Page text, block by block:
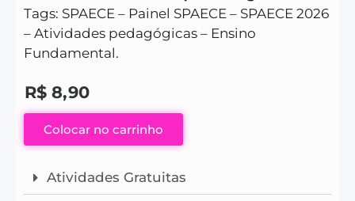
Tags: SPAECE – Painel SPAECE – SPAECE 2026
– Atividades pedagógicas – Ensino
Fundamental.
R$ 8,90
Colocar no carrinho
Atividades Gratuitas